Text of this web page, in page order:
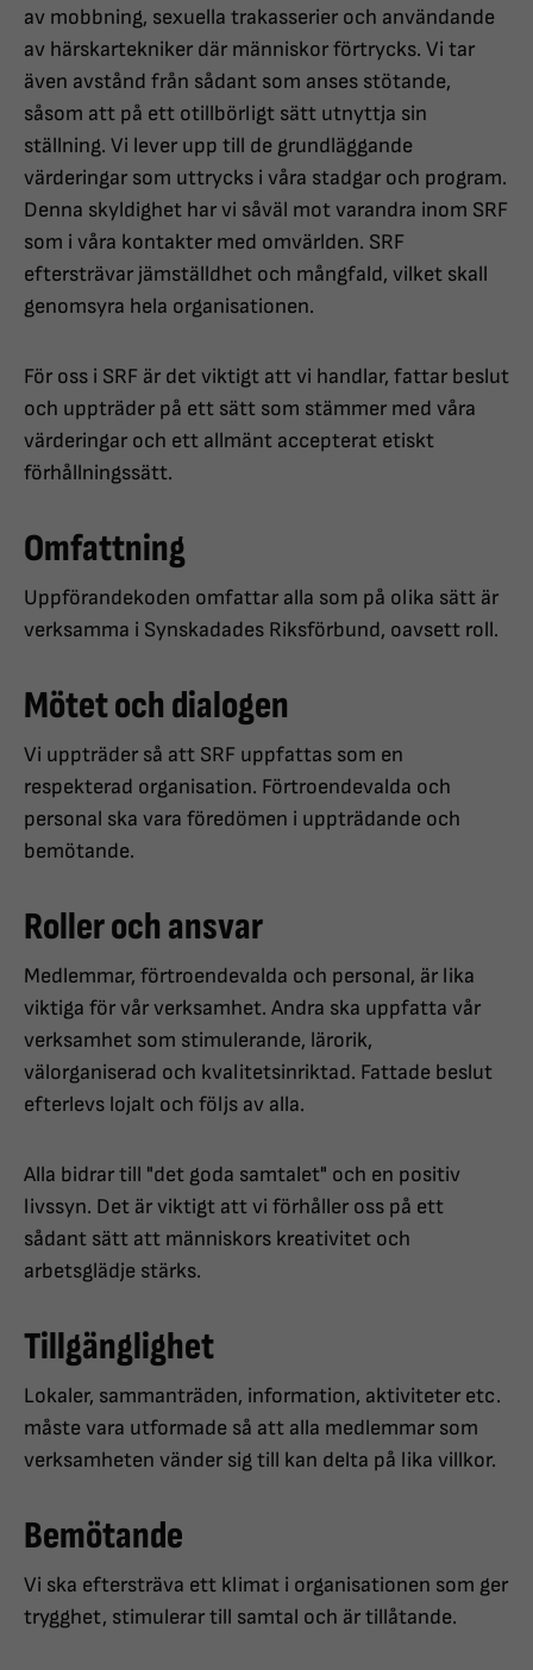
av mobbning, sexuella trakasserier och användande
av härskartekniker där människor förtrycks. Vi tar
även avstånd från sådant som anses stötande,
såsom att på ett otillbörligt sätt utnyttja sin
ställning. Vi lever upp till de grundläggande
värderingar som uttrycks i våra stadgar och program.
Denna skyldighet har vi såväl mot varandra inom SRF
som i våra kontakter med omvärlden. SRF
eftersträvar jämställdhet och mångfald, vilket skall
genomsyra hela organisationen.
För oss i SRF är det viktigt att vi handlar, fattar beslut
och uppträder på ett sätt som stämmer med våra
värderingar och ett allmänt accepterat etiskt
förhållningssätt.
Omfattning
Uppförandekoden omfattar alla som på olika sätt är
verksamma i Synskadades Riksförbund, oavsett roll.
Mötet och dialogen
Vi uppträder så att SRF uppfattas som en
respekterad organisation. Förtroendevalda och
personal ska vara föredömen i uppträdande och
bemötande.
Roller och ansvar
Medlemmar, förtroendevalda och personal, är lika
viktiga för vår verksamhet. Andra ska uppfatta vår
verksamhet som stimulerande, lärorik,
välorganiserad och kvalitetsinriktad. Fattade beslut
efterlevs lojalt och följs av alla.
Alla bidrar till "det goda samtalet" och en positiv
livssyn. Det är viktigt att vi förhåller oss på ett
sådant sätt att människors kreativitet och
arbetsglädje stärks.
Tillgänglighet
Lokaler, sammanträden, information, aktiviteter etc.
måste vara utformade så att alla medlemmar som
verksamheten vänder sig till kan delta på lika villkor.
Bemötande
Vi ska eftersträva ett klimat i organisationen som ger
trygghet, stimulerar till samtal och är tillåtande.